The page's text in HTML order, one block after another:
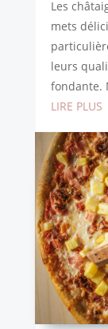
Les
mets
leurs
fondante.
LIRE PLUS